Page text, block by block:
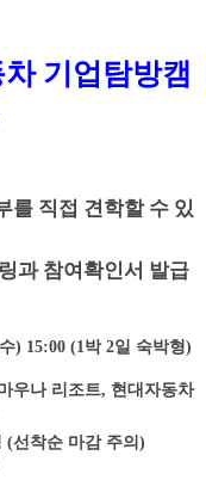
기업탐방캠
를 직접 견학할 수 있
과 참여확인서 발급
) 15:00 (1박 2일 숙박형)
우나 리조트, 현대자동차
(선착순 마감 주의)